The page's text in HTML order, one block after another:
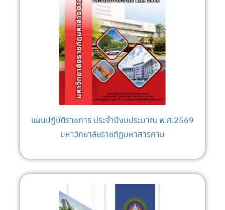
แผนปฏิบัติราชการ ประจำปีงบประมาณ พ.ศ.2569
มหาวิทยาลัยราชภัฏมหาสารคาม